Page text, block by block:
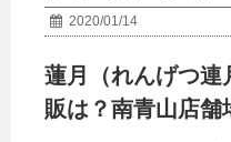
2020/01/14
蓮月（れんげつ連
販は？南青山店舗